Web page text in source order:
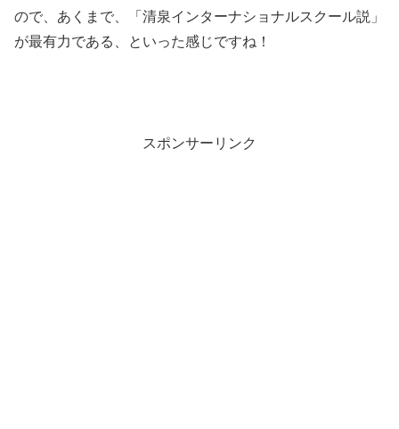
ので、あくまで、「清泉インターナショナルスクール説」
が最有力である、といった感じですね！
スポンサーリンク